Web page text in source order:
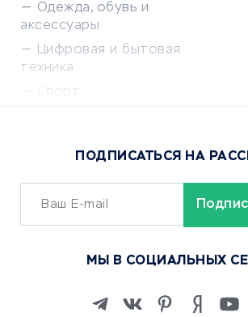
Одежда, обувь и
аксессуары
Цифровая и бытовая
техника
Сервисы доставки
ОБУЧЕНИЕ И РАБОТА
Изучение иностранных
ПОДПИСАТЬСЯ НА
МЫ В СОЦИАЛЬНЫХ